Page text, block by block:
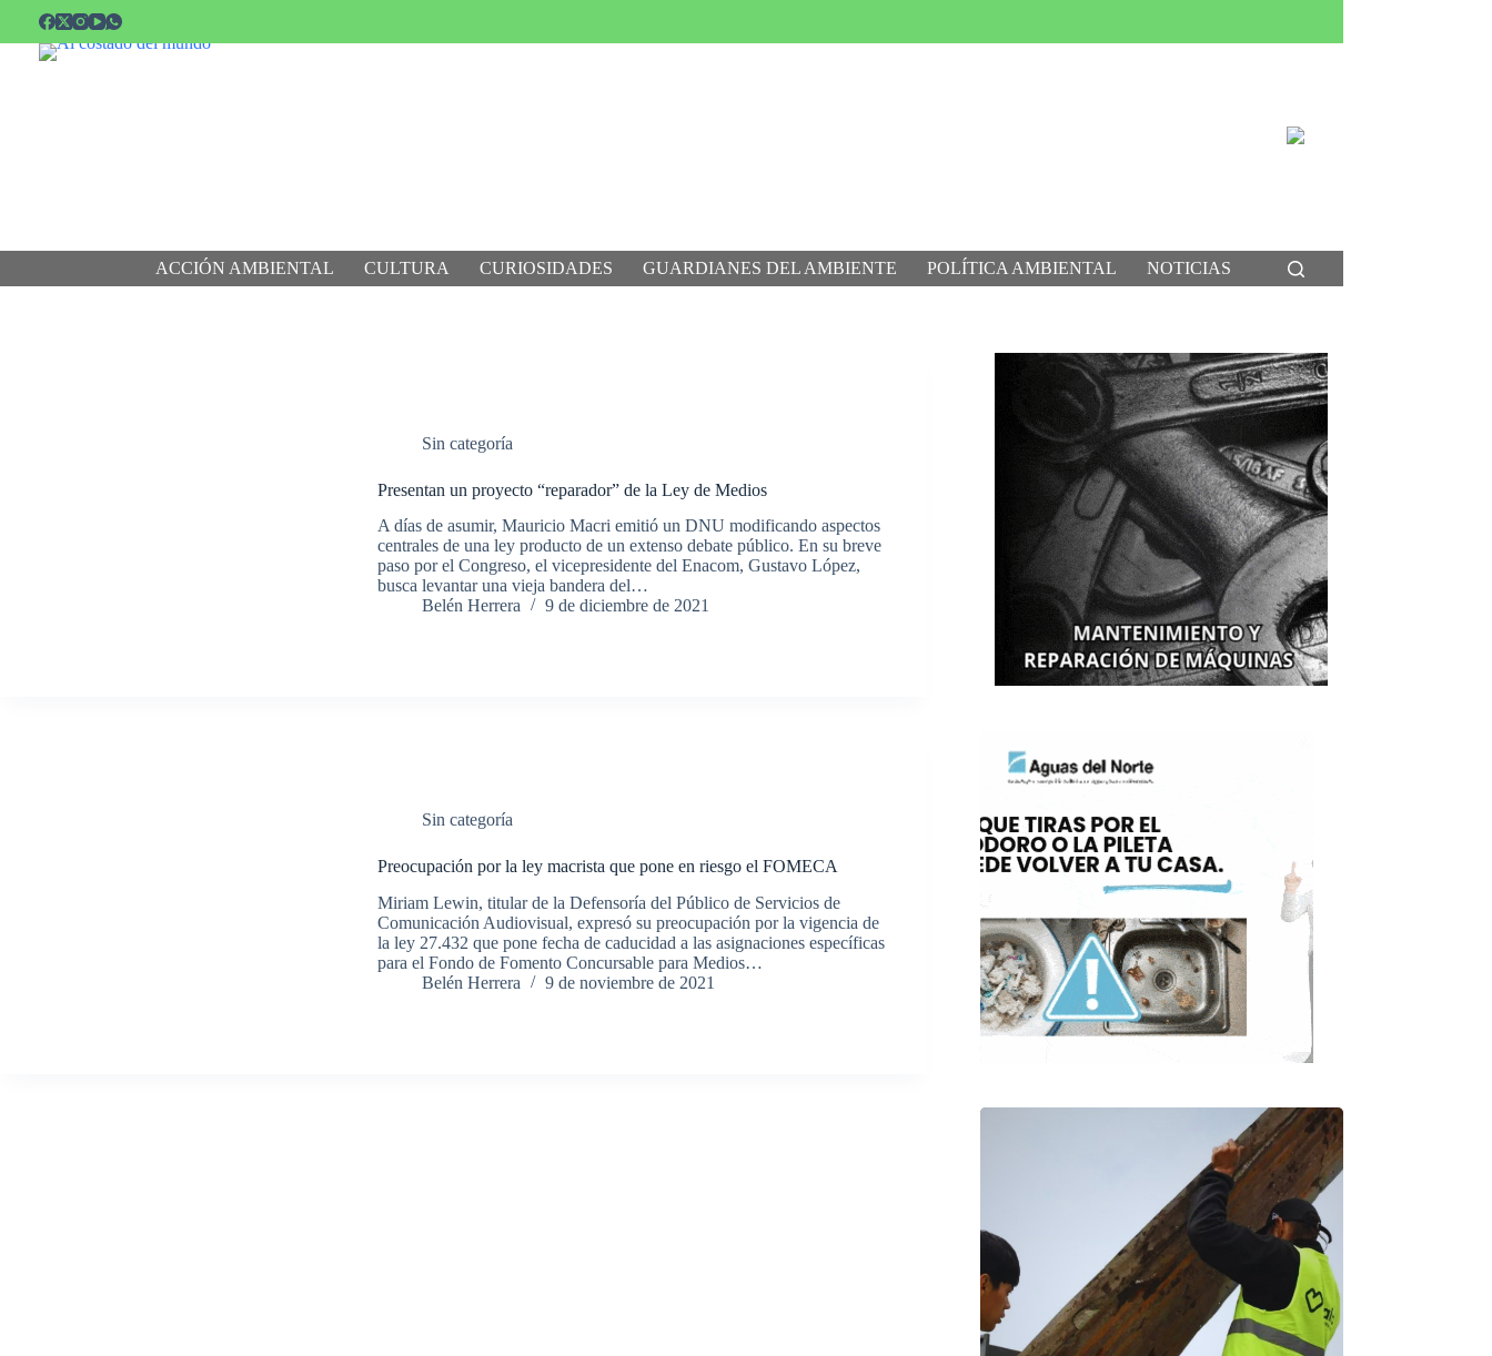
contenido
ACCIÓN AMBIENTAL CULTURA CURIOSIDADES GUARDIANES DEL AMBIENTE POLÍTICA AMBIENTAL NOTICIAS
Sin categoría
Presentan un proyecto “reparador” de la Ley de Medios
A días de asumir, Mauricio Macri emitió un DNU modificando aspectos
centrales de una ley producto de un extenso debate público. En su breve
paso por el Congreso, el vicepresidente del Enacom, Gustavo López,
busca levantar una vieja bandera del…
Belén Herrera
9 de diciembre de 2021
Sin categoría
Preocupación por la ley macrista que pone en riesgo el FOMECA
Miriam Lewin, titular de la Defensoría del Público de Servicios de
Comunicación Audiovisual, expresó su preocupación por la vigencia de
la ley 27.432 que pone fecha de caducidad a las asignaciones específicas
para el Fondo de Fomento Concursable para Medios…
Belén Herrera
9 de noviembre de 2021